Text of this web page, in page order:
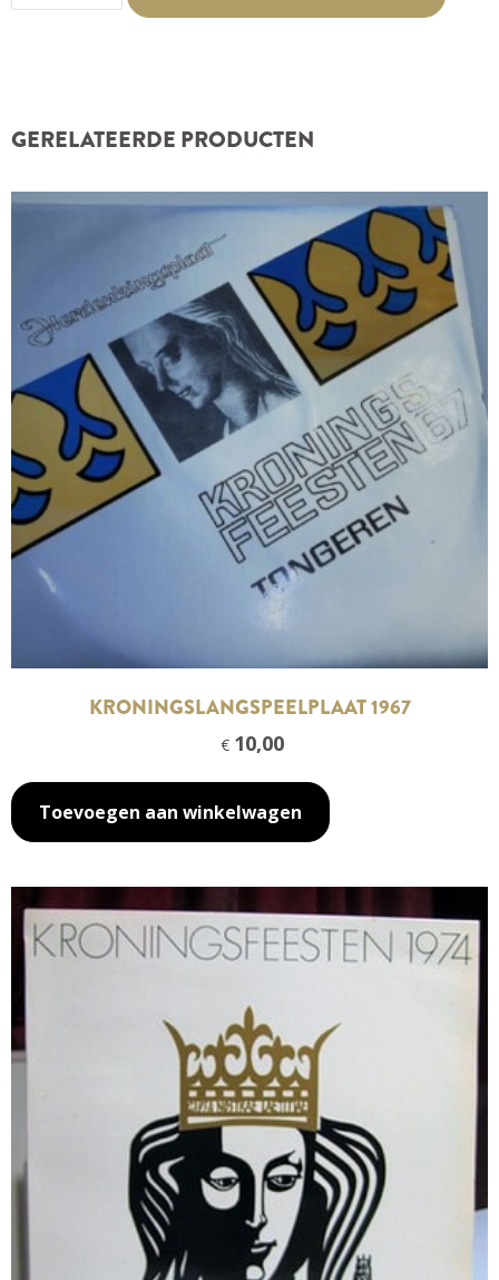
GERELATEERDE PRODUCTEN
KRONINGSLANGSPEELPLAAT 1967
€ 10,00
Toevoegen aan winkelwagen